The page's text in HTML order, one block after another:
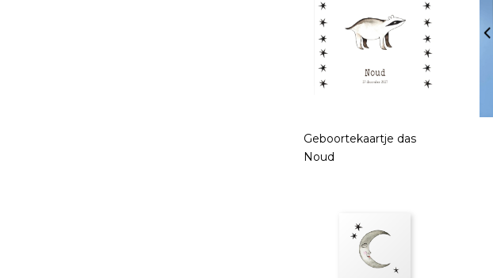
Geboortekaartje das
Noud